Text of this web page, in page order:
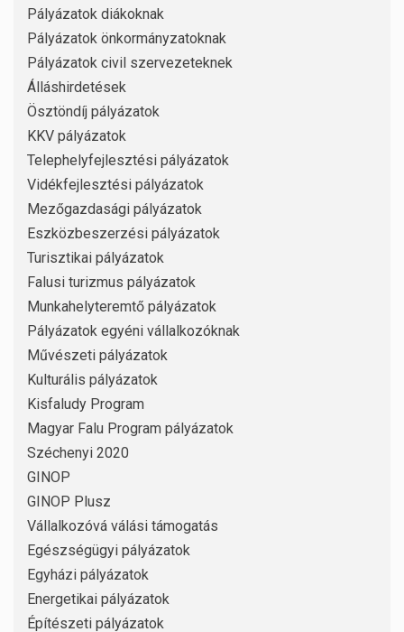
Pályázatok diákoknak
Pályázatok önkormányzatoknak
Pályázatok civil szervezeteknek
Álláshirdetések
Ösztöndíj pályázatok
KKV pályázatok
Telephelyfejlesztési pályázatok
Vidékfejlesztési pályázatok
Mezőgazdasági pályázatok
Eszközbeszerzési pályázatok
Turisztikai pályázatok
Falusi turizmus pályázatok
Munkahelyteremtő pályázatok
Pályázatok egyéni vállalkozóknak
Művészeti pályázatok
Kulturális pályázatok
Kisfaludy Program
Magyar Falu Program pályázatok
Széchenyi 2020
GINOP
GINOP Plusz
Vállalkozóvá válási támogatás
Egészségügyi pályázatok
Egyházi pályázatok
Energetikai pályázatok
Építészeti pályázatok